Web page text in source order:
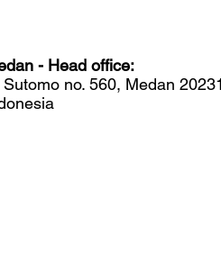
- Head office:
Sutomo no. 560, Medan 20231